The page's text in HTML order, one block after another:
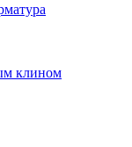
клином